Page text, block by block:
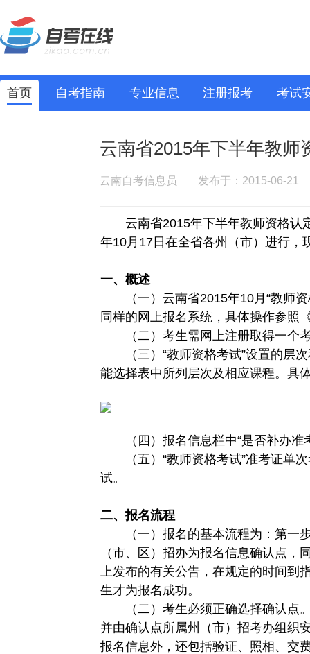
首页 自考指南 专业信息 注册报考 考试
云南省2015年下半年教师
云南自考信息员 发布于：2015-06-21
云南省2015年下半年教师资格认定
年10月17日在全省各州（市）进行，
一、概述
（一）云南省2015年10月“教师
同样的网上报名系统，具体操作参照
（二）考生需网上注册取得一个
（三）“教师资格考试”设置的层
能选择表中所列层次及相应课程。具
（四）报名信息栏中“是否补办准
（五）“教师资格考试”准考证单
试。
二、报名流程
（一）报名的基本流程为：第一
（市、区）招办为报名信息确认点
上发布的有关公告，在规定的时间到
生才为报名成功。
（二）考生必须正确选择确认点
并由确认点所属州（市）招考办组织
报名信息外，还包括验证、照相、交